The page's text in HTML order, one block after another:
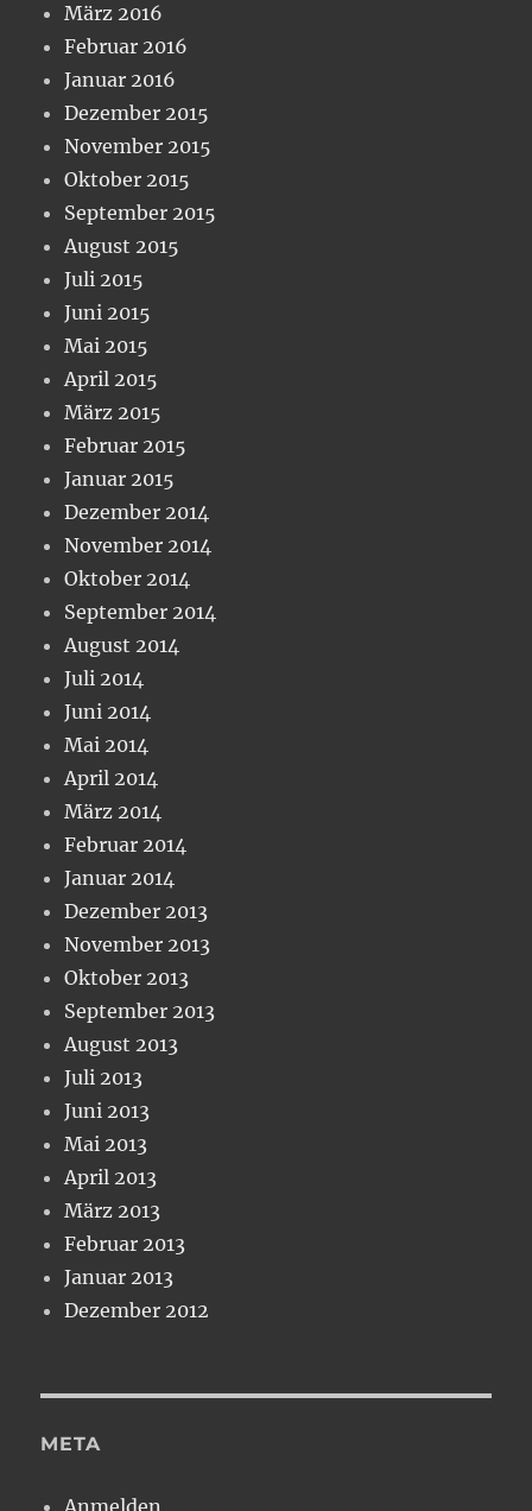
März 2016
Februar 2016
Januar 2016
Dezember 2015
November 2015
Oktober 2015
September 2015
August 2015
Juli 2015
Juni 2015
Mai 2015
April 2015
März 2015
Februar 2015
Januar 2015
Dezember 2014
November 2014
Oktober 2014
September 2014
August 2014
Juli 2014
Juni 2014
Mai 2014
April 2014
März 2014
Februar 2014
Januar 2014
Dezember 2013
November 2013
Oktober 2013
September 2013
August 2013
Juli 2013
Juni 2013
Mai 2013
April 2013
März 2013
Februar 2013
Januar 2013
Dezember 2012
META